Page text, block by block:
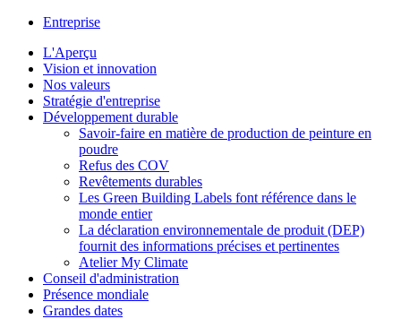
Entreprise
L'Aperçu
Vision et innovation
Nos valeurs
Stratégie d'entreprise
Développement durable
Savoir-faire en matière de production de peinture en
poudre
Refus des COV
Revêtements durables
Les Green Building Labels font référence dans le
monde entier
La déclaration environnementale de produit (DEP)
fournit des informations précises et pertinentes
Atelier My Climate
Conseil d'administration
Présence mondiale
Grandes dates